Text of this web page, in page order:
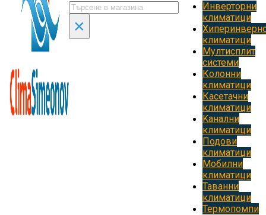
Търсене
×
Инверторни
климатици
климатици
Мултисплит
системи
Колонни
климатици
Касетачни
климатици
Kанални
климатици
Подови
климатици
Мобилни
климатици
Таванни
климатици
Термопомпи